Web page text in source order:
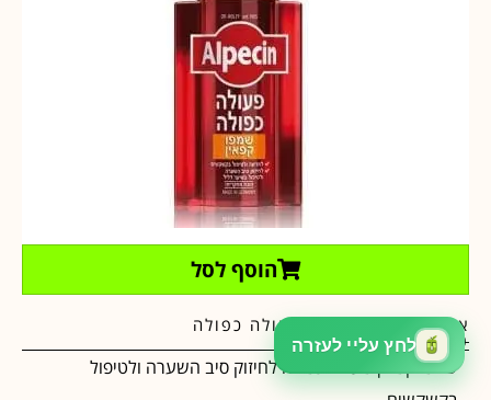
הוסף לסל
אלפסין שמפו קפאין פעולה כפולה
₪59.00
₪40.00
שמפו קפאין פעולה כפולה לחיזוק סיב השערה ולטיפול